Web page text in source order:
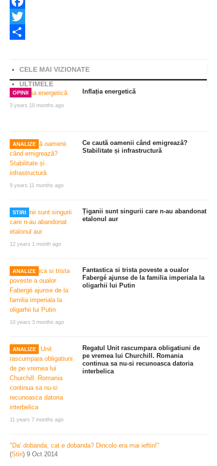
Facebook
Twitter
CELE MAI VIZIONATE
ULTIMELE
OPINII
3 years 10 months ago
Inflația energetică
ANALIZE
9 years 11 months ago
Ce caută oamenii când emigrează?
Stabilitate și infrastructură
STIRI
12 years 1 month ago
Țiganii sunt singurii care n-au abandonat
etalonul aur
ANALIZE
10 years 3 months ago
Fantastica si trista poveste a oualor
Fabergé ajunse de la familia imperiala la
oligarhii lui Putin
ANALIZE
11 years 7 months ago
Regatul Unit rascumpara obligatiuni de
pe vremea lui Churchill. Romania
continua sa nu-si recunoasca datoria
interbelica
"Da’ dobanda, cat e dobanda? Dincolo era mai ieftin!"
(Stiri) 9 Oct 2014